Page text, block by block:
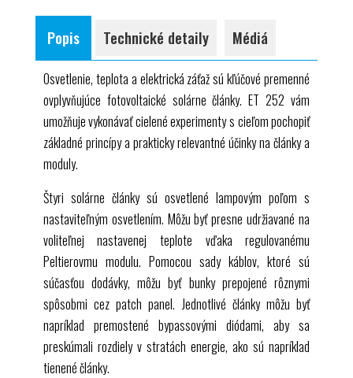
prepojenie solárnych článkov v paralelnom a
sériovom zapojení
efekt bypassových diód
zhoršenie výkonu v dôsledku tienenia
1 sada inštruktážneho materiálu
regulovaný Peltierov modul na riadenie teploty
solárnych článkov
nastaviteľná svietivosť
softvér s návodmi a údajmi o profiloch zaťaženia na
zaznamenávanie charakteristických kriviek
Popis Technické detaily Médiá
Osvetlenie, teplota a elektrická záťaž sú kľúčové premenné
ovplyvňujúce fotovoltaické solárne články.ET 252 vám
umožňuje vykonávať cielené experimenty s cieľom pochopiť
základné princípy a prakticky relevantné účinky na články a
moduly.
Štyri solárne články sú osvetlené lampovým poľom s
nastaviteľným osvetlením. Môžu byť presne udržiavané na
voliteľnej nastavenej teplote vďaka regulovanému
Peltierovmu modulu. Pomocou sady káblov, ktoré sú
súčasťou dodávky, môžu byť bunky prepojené rôznymi
spôsobmi cez patch panel. Jednotlivé články môžu byť
napríklad premostené bypassovými diódami, aby sa
preskúmali rozdiely v stratách energie, ako sú napríklad
tienené články.